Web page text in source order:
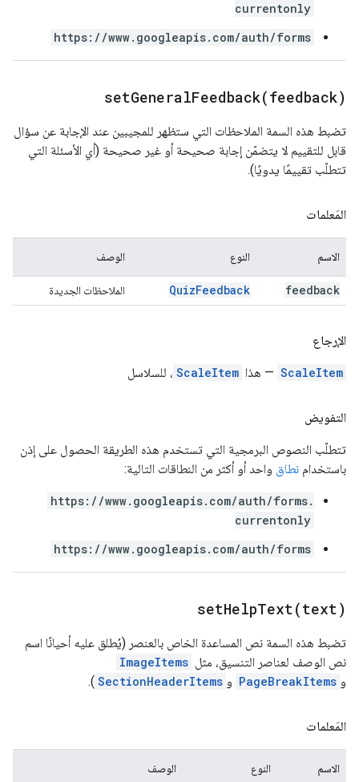
currentonly
https://www.googleapis.com/auth/forms
setGeneralFeedback(feedback)
تضبط هذه السمة الملاحظات التي ستظهر للمجيبين عند الإجابة عن سؤال
قابل للتقييم لا يتضمّن إجابة صحيحة أو غير صحيحة (أي الأسئلة التي
تتطلّب تقييمًا يدويًا).
المَعلمات
الاسم النوع الوصف
feedback
QuizFeedback الملاحظات الجديدة
الإرجاع
ScaleItem — هذا ScaleItem ، للسلاسل
التفويض
تتطلّب النصوص البرمجية التي تستخدم هذه الطريقة الحصول على إذن
باستخدام نطاق واحد أو أكثر من النطاقات التالية:
https://www.googleapis.com/auth/forms.
currentonly
https://www.googleapis.com/auth/forms
setHelpText(text)
تضبط هذه السمة نص المساعدة الخاص بالعنصر (يُطلق عليه أحيانًا اسم
نص الوصف لعناصر التنسيق، مثل ImageItems
و PageBreakItems و SectionHeaderItems
).
المَعلمات
الاسم النوع الوصف